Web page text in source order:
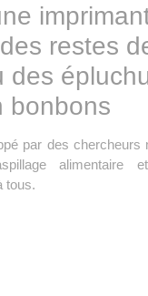
restes
des
bonbons
par des chercheurs
alimentaire
tous.